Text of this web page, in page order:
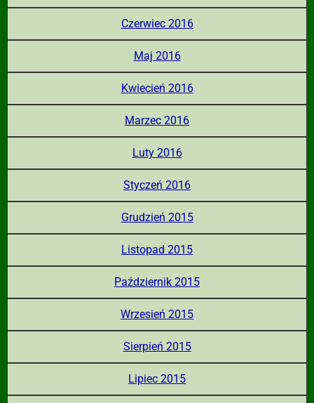
Czerwiec 2016
Maj 2016
Kwiecień 2016
Marzec 2016
Luty 2016
Styczeń 2016
Grudzień 2015
Listopad 2015
Październik 2015
Wrzesień 2015
Sierpień 2015
Lipiec 2015